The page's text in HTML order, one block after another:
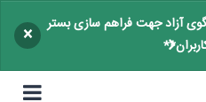
آزاد جهت فراهم سازی بستر
×